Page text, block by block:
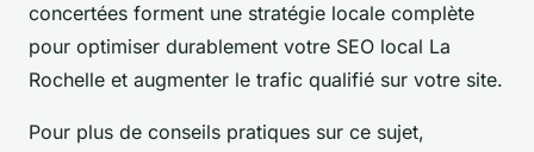
concertées forment une stratégie locale complète
pour optimiser durablement votre SEO local La
Rochelle et augmenter le trafic qualifié sur votre site.
Pour plus de conseils pratiques sur ce sujet,